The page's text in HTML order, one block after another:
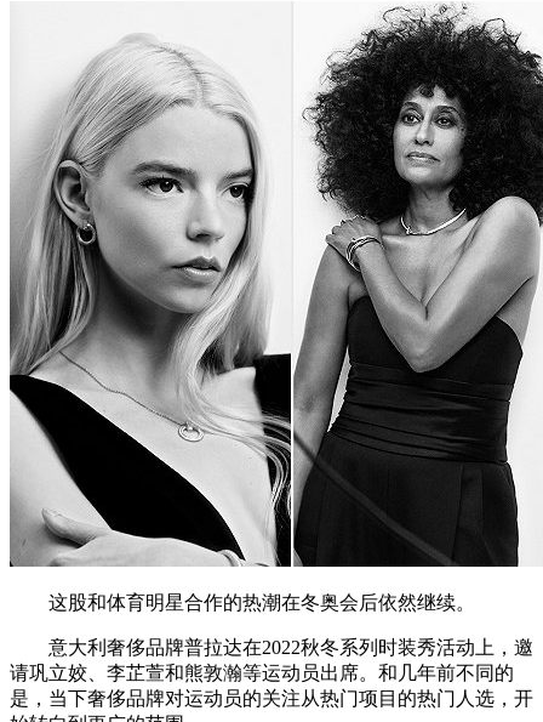
这股和体育明星合作的热潮在冬奥会后依然继续。
意大利奢侈品牌普拉达在2022秋冬系列时装秀活动上，邀
请巩立姣、李芷萱和熊敦瀚等运动员出席。和几年前不同的
是，当下奢侈品牌对运动员的关注从热门项目的热门人选，开